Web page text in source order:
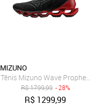
MIZUNO
Tênis Mizuno Wave Prophecy 14
R$1799,99 - 28%
R$ 1299,99